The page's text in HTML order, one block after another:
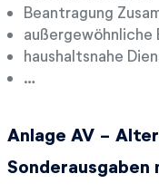
Beantragung
außergewöhnliche
haushaltsnahe
…
Anlage AV -
Sonderausgaben